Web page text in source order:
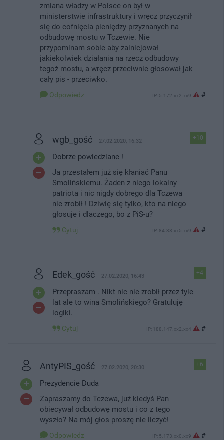
zmiana władzy w Polsce on był w
ministerstwie infrastruktury i wręcz przyczynił
się do cofnięcia pieniędzy przyznanych na
odbudowę mostu w Tczewie. Nie
przypominam sobie aby zainicjował
jakiekolwiek działania na rzecz odbudowy
tegoż mostu, a wręcz przeciwnie głosował jak
cały pis - przeciwko.
Odpowiedz IP: 5.172.xx2.xx9 #
+10
wgb_gość 27.02.2020, 16:32
Dobrze powiedziane !
Ja przestałem już się kłaniać Panu
Smolińskiemu. Żaden z niego lokalny
patriota i nic nigdy dobrego dla Tczewa
nie zrobił ! Dziwię się tylko, kto na niego
głosuje i dlaczego, bo z PiS-u?
Cytuj IP: 84.38.xx5.xx9 #
+4
Edek_gość 27.02.2020, 16:43
Przepraszam . Nikt nic nie zrobił przez tyle
lat ale to wina Smolińskiego? Gratuluję
logiki.
Cytuj IP: 188.147.xx2.xx4 #
+6
AntyPIS_gość 27.02.2020, 20:30
Prezydencie Duda
Zapraszamy do Tczewa, już kiedyś Pan
obiecywał odbudowę mostu i co z tego
wyszło? Na mój głos proszę nie liczyć!
Odpowiedz IP: 5.173.xx0.xx9 #